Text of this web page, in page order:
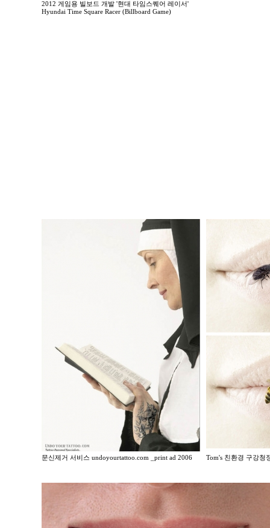
2012 게임용 빌보드 개발 '현대 타임스퀘어 레이서'
Hyundai Time Square Racer (Billboard Game)
문신제거 서비스 undoyourtattoo.com _print ad 2006 Tom's 친환경 구강청